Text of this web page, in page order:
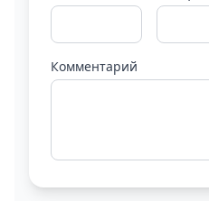
Комментарий